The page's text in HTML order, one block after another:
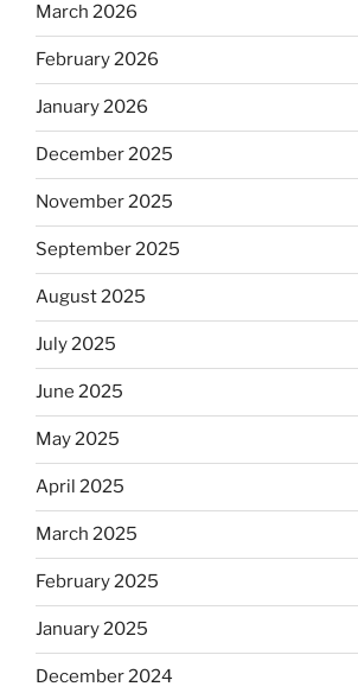
March 2026
February 2026
January 2026
December 2025
November 2025
September 2025
August 2025
July 2025
June 2025
May 2025
April 2025
March 2025
February 2025
January 2025
December 2024